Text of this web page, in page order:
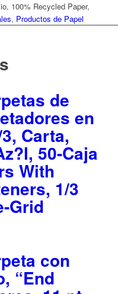
100% Recycled Paper,
, Productos de Papel
de
en
Carta,
50-Caja
With
1/3
Grid
con
“End